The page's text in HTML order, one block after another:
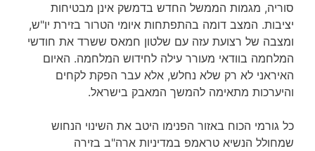
סוריה, מגמות הממשל החדש בדמשק אינן מבטיחות
יציבות. המצב דומה בהתפתחות איומי הטרור בזירת יו"ש,
ומצבה של רצועת עזה עם שלטון חמאס ששרד את חודשי
המלחמה בוודאי מעורר עילה לחידוש המלחמה. האיום
האיראני לא רק שלא נחלש, אלא עבר הפקת לקחים
והיערכות מתאימה להמשך המאבק בישראל.
כל גורמי הכוח באזור הפנימו היטב את השינוי הנחוש
שמחולל הנשיא טראמפ במדיניות ארה"ב בזירה